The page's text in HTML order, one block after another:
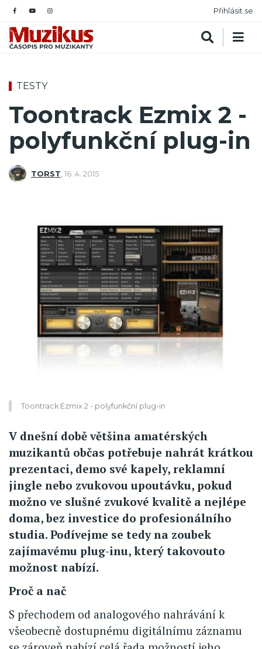
Přihlásit se
TESTY
Toontrack Ezmix 2 -
polyfunkční plug-in
TORST 16. 4. 2015
Toontrack Ezmix 2 - polyfunkční plug-in
V dnešní době většina amatérských
muzikantů občas potřebuje nahrát krátkou
prezentaci, demo své kapely, reklamní
jingle nebo zvukovou upoutávku, pokud
možno ve slušné zvukové kvalitě a nejlépe
doma, bez investice do profesionálního
studia. Podívejme se tedy na zoubek
zajímavému plug-inu, který takovouto
možnost nabízí.
Proč a nač
S přechodem od analogového nahrávání k
všeobecně dostupnému digitálnímu záznamu